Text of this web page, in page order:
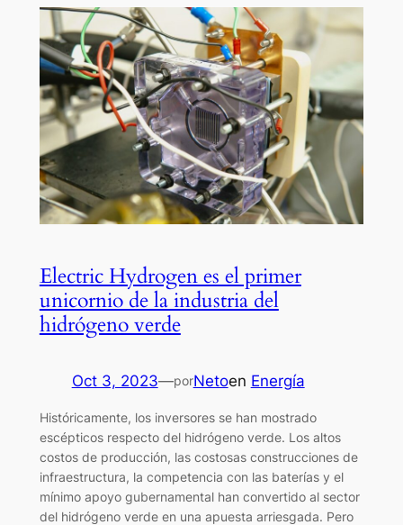
Electric Hydrogen es el primer
unicornio de la industria del
hidrógeno verde
Oct 3, 2023—porNetoen Energía
Históricamente, los inversores se han mostrado
escépticos respecto del hidrógeno verde. Los altos
costos de producción, las costosas construcciones de
infraestructura, la competencia con las baterías y el
mínimo apoyo gubernamental han convertido al sector
del hidrógeno verde en una apuesta arriesgada. Pero